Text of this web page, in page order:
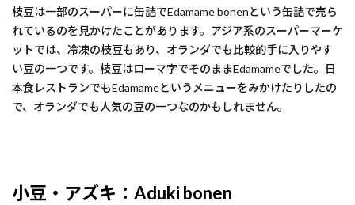
枝豆は一部のスーパーに缶詰でEdamame bonenという缶詰で売ら
れているのを見かけたことがあります。アジア系のスーパーマーケ
ットでは、冷凍の枝豆もあり、オランダでも比較的手に入りやす
い豆の一つです。枝豆はローマ字でそのままEdamameでした。日
本食レストランでもEdamameというメニューをみかけたりしたの
で、オランダでも人気の豆の一つなのかもしれません。
小豆・アズキ：Aduki bonen